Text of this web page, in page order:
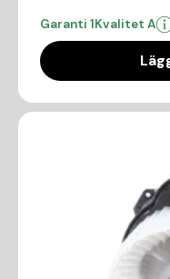
Garanti 1Kvalitet A